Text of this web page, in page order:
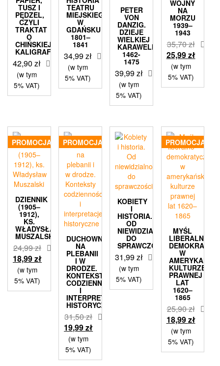
TUSZ I
PĘDZEL,
CZYLI
TRAKTAT
O
CHIŃSKIEJ
KALIGRAFII
42,90 zł
(w tym
5% VAT)
TEATRU
MIEJSKIEGO
W
GDAŃSKU
1801–
1841
34,99zł
(w tym
5% VAT)
PETER
VON
DANZIG.
DZIEJE
WIELKIEJ
KARAWELI
1462-
1475
39,99zł
(w tym
5% VAT)
WOJNY
NA
MORZU
1939–
1943
35,70zł
Pierwotna
cena
wynosiła:
35,70 zł.
25,99zł
25,99
(w tym
5% VAT)
PROMOCJA!
DZIENNIK
(1905–
1912),
KS.
WŁADYSŁAW
MUSZALSKI
24,99zł
Pierwotna
cena
wynosiła:
24,99 zł.
18,99złAktualna
wynosi:
18,99 zł.
(w tym
5% VAT)
PROMOCJA!
DUCHOWNI
NA
PLEBANII
I W
DRODZE.
KONTEKSTY
CODZIENNOŚCI
I
INTERPRETACJE
HISTORYCZNE
31,50zł
Pierwotna
cena
wynosiła:
31,50 zł.
19,99złAktualna
19,99 zł.
(w tym
5% VAT)
KOBIETY
I
HISTORIA.
OD
NIEWIDZIALNOŚCI
DO
SPRAWCZOŚCI
31,99zł
(w tym
5% VAT)
PROMOCJA!
MYŚL
LIBERALNO-
W
KULTURZE
PRAWNEJ
LAT
1620–
1865
25,90zł
Pierwotna
cena
wynosiła:
25,90 zł.
18,99zł
18,99
(w tym
5% VAT)